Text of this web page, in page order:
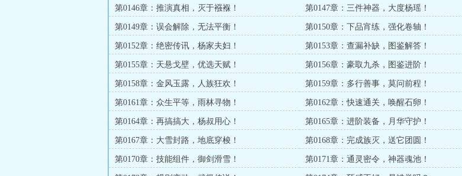
第0146章：推演真相，灭于襁褓！ 第0147章：三件神器，大度杨瑶！
第0149章：误会解除，无法平衡！ 第0150章：下品宵练，强化卷轴！
第0152章：绝密传讯，杨家夫妇！ 第0153章：查漏补缺，图鉴解答！
第0155章：天悬戈壁，优选天赋！ 第0156章：豪取九杀，图鉴进阶！
第0158章：金风玉露，人族狂欢！ 第0159章：多行善事，莫问前程！
第0161章：众生平等，雨林寻物！ 第0162章：快速通关，唤醒石卵！
第0164章：再搞搞大，杨叔用心！ 第0165章：进阶装备，月华守护！
第0167章：大雪封路，地底穿梭！ 第0168章：完成族灭，送它团圆！
第0170章：技能组件，御剑滑雪！ 第0171章：通灵密令，神器魂池！